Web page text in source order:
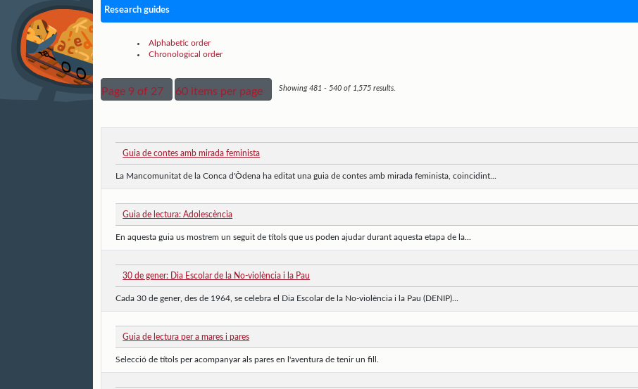
Research guides
Alphabetic order
Chronological order
Page 9 of 27 60 items per page Showing 481 - 540 of 1,575 results.
Guia de contes amb mirada feminista
La Mancomunitat de la Conca d'Òdena ha editat una guia de contes amb mirada feminista, coincidint...
Guia de lectura: Adolescència
En aquesta guia us mostrem un seguit de títols que us poden ajudar durant aquesta etapa de la...
30 de gener: Dia Escolar de la No-violència i la Pau
Cada 30 de gener, des de 1964, se celebra el Dia Escolar de la No-violència i la Pau (DENIP)...
Guia de lectura per a mares i pares
Selecció de títols per acompanyar als pares en l'aventura de tenir un fill.